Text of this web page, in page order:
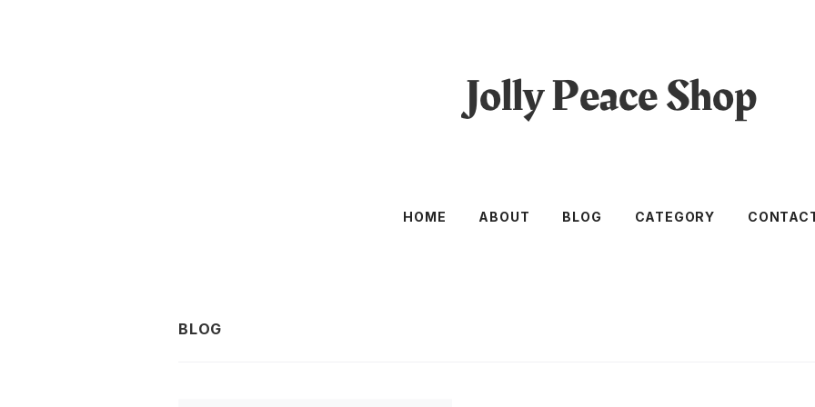
HOME ABOUT BLOG CATEGORY